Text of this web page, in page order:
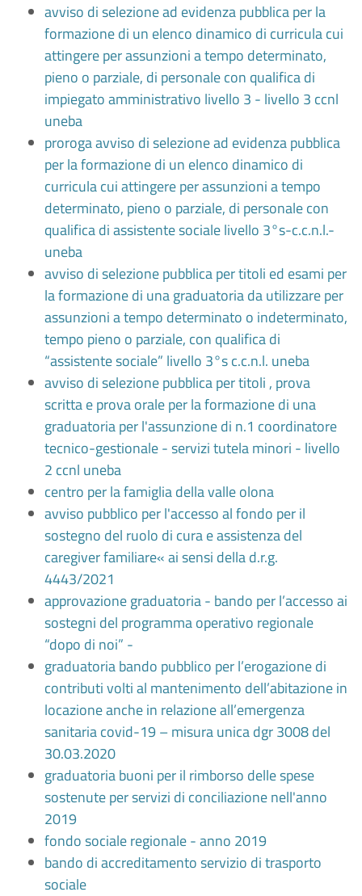
avviso di selezione ad evidenza pubblica per la
formazione di un elenco dinamico di curricula cui
attingere per assunzioni a tempo determinato,
pieno o parziale, di personale con qualifica di
impiegato amministrativo livello 3 - livello 3 ccnl
uneba
proroga avviso di selezione ad evidenza pubblica
per la formazione di un elenco dinamico di
curricula cui attingere per assunzioni a tempo
determinato, pieno o parziale, di personale con
qualifica di assistente sociale livello 3°s-c.c.n.l.-
uneba
avviso di selezione pubblica per titoli ed esami per
la formazione di una graduatoria da utilizzare per
assunzioni a tempo determinato o indeterminato,
tempo pieno o parziale, con qualifica di
“assistente sociale” livello 3°s c.c.n.l. uneba
avviso di selezione pubblica per titoli , prova
scritta e prova orale per la formazione di una
graduatoria per l'assunzione di n.1 coordinatore
tecnico-gestionale - servizi tutela minori - livello
2 ccnl uneba
centro per la famiglia della valle olona
avviso pubblico per l'accesso al fondo per il
sostegno del ruolo di cura e assistenza del
caregiver familiare« ai sensi della d.r.g.
4443/2021
approvazione graduatoria - bando per l’accesso ai
sostegni del programma operativo regionale
“dopo di noi” -
graduatoria bando pubblico per l’erogazione di
contributi volti al mantenimento dell’abitazione in
locazione anche in relazione all’emergenza
sanitaria covid-19 – misura unica dgr 3008 del
30.03.2020
graduatoria buoni per il rimborso delle spese
sostenute per servizi di conciliazione nell'anno
2019
fondo sociale regionale - anno 2019
bando di accreditamento servizio di trasporto
sociale